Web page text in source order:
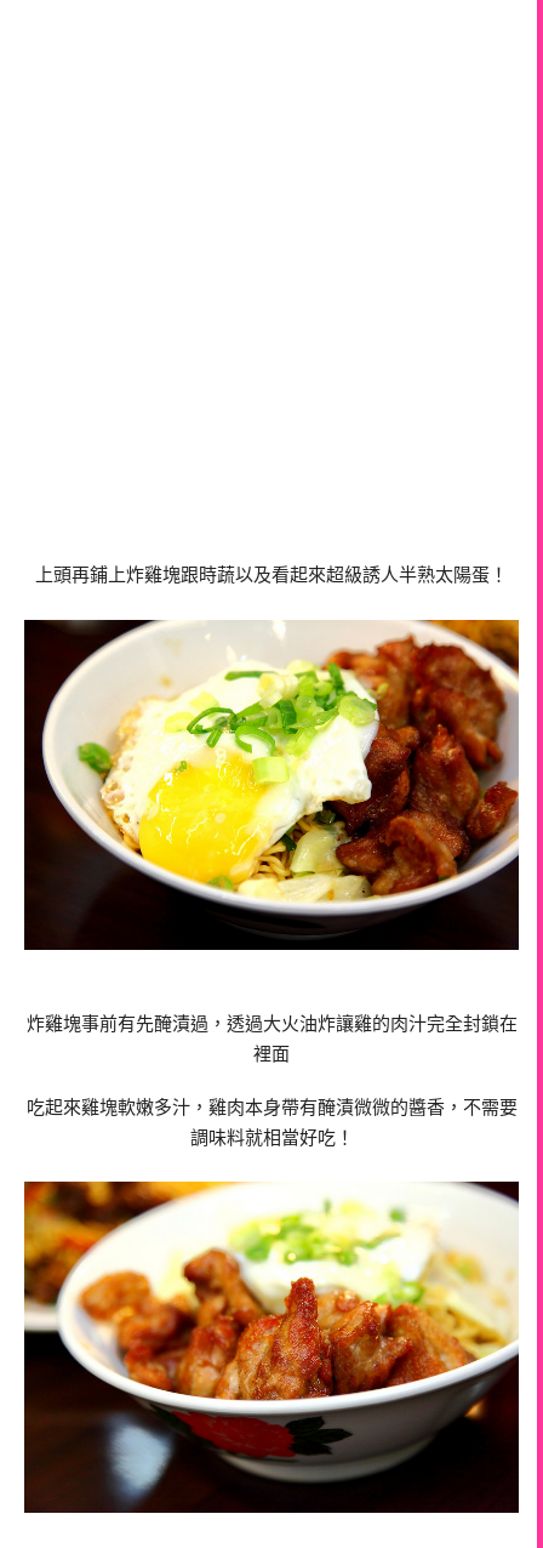
上頭再鋪上炸雞塊跟時蔬以及看起來超級誘人半熟太陽蛋！
炸雞塊事前有先醃漬過，透過大火油炸讓雞的肉汁完全封鎖在
裡面
吃起來雞塊軟嫩多汁，雞肉本身帶有醃漬微微的醬香，不需要
調味料就相當好吃！